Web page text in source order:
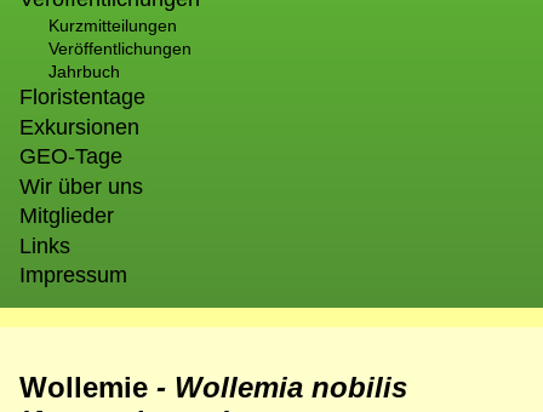
Kurzmitteilungen
Veröffentlichungen
Jahrbuch
Floristentage
Exkursionen
GEO-Tage
Wir über uns
Mitglieder
Links
Impressum
Wollemie - Wollemia nobilis